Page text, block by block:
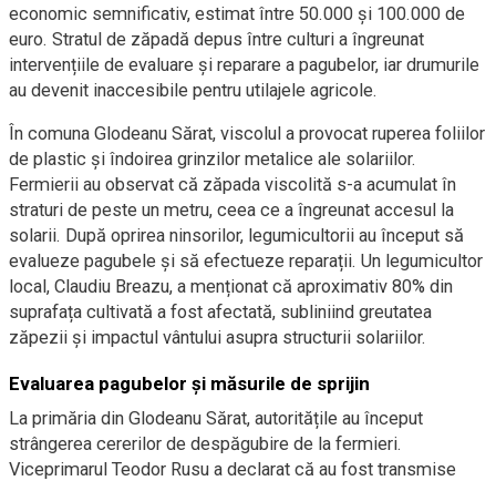
economic semnificativ, estimat între 50.000 și 100.000 de
euro. Stratul de zăpadă depus între culturi a îngreunat
intervențiile de evaluare și reparare a pagubelor, iar drumurile
au devenit inaccesibile pentru utilajele agricole.
În comuna Glodeanu Sărat, viscolul a provocat ruperea foliilor
de plastic și îndoirea grinzilor metalice ale solariilor.
Fermierii au observat că zăpada viscolită s-a acumulat în
straturi de peste un metru, ceea ce a îngreunat accesul la
solarii. După oprirea ninsorilor, legumicultorii au început să
evalueze pagubele și să efectueze reparații. Un legumicultor
local, Claudiu Breazu, a menționat că aproximativ 80% din
suprafața cultivată a fost afectată, subliniind greutatea
zăpezii și impactul vântului asupra structurii solariilor.
Evaluarea pagubelor și măsurile de sprijin
La primăria din Glodeanu Sărat, autoritățile au început
strângerea cererilor de despăgubire de la fermieri.
Viceprimarul Teodor Rusu a declarat că au fost transmise